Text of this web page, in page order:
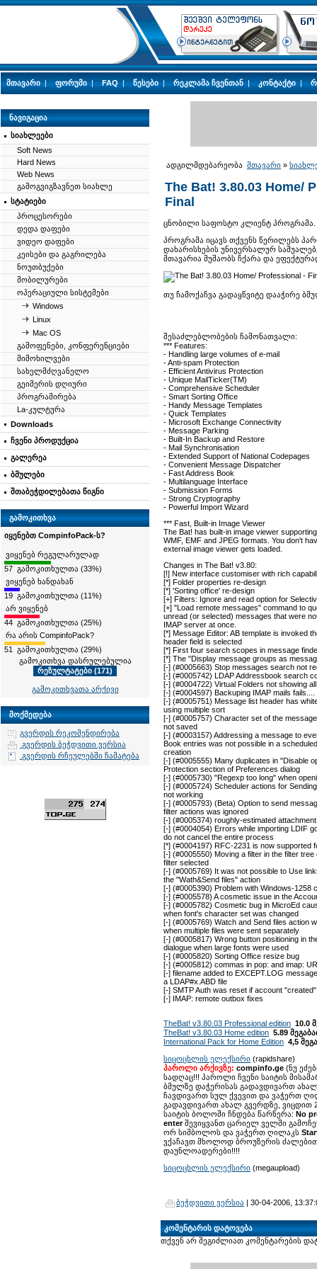
მთავარი| ფორუმი| FAQ| წესები| რეკლამა ჩვენთან| კონტაქტი|
ნავიგაცია
სიახლეები
Soft News
Hard News
Web News
გამოგვიგზავნეთ სიახლე
სტატიები
პროცესორები
დედა დაფები
ვიდეო დაფები
კეისები და გაგრილება
ნოუთბუქები
მობილურები
ოპერაციული სისტემები
Windows
Linux
Mac OS
გამოფენები, კონფერენციები
მიმოხილვები
სახელმძღვანელო
გეიმერის დღიური
პროგრამირება
La-კულტურა
Downloads
ჩვენი პროდუქცია
გალერეა
ბმულები
შთაბეჭდილებათა წიგნი
გამოკითხვა
იყენებთ CompinfoPack-ს?
ვიყენებ რეგულარულად
57 გამოკითხულთა (33%)
ვიყენებ ხანდახან
19 გამოკითხულთა (11%)
არ ვიყენებ
44 გამოკითხულთა (25%)
რა არის CompinfoPack?
51 გამოკითხულთა (29%)
გამოკითხვა დასრულებულია
გამოკითხვათა არქივი
მოქმედება
გვერდის რეკომენდირება
გვერდის ბეჭდვითი ვერსია
გვერდის რჩეულებში ჩამატება
ადგილმდებარეობა მთავარი »
The Bat! 3.80.03 Home/
Final
ცნობილი საფოსტო კლიენტ პროგრამა.
პროგრამა იცავს თქვენს წერილებს
დახარისხების უნივერსალურ
მთავარია მუშაობს ჩქარა და
თუ ჩამოქაჩვა გადაყწვიტე დააჭირე
შესაძლებლობების ჩამონათვალი:
*** Features:
- Handling large volumes of e-mail
- Anti-spam Protection
- Efficient Antivirus Protection
- Unique MailTicker(TM)
- Comprehensive Scheduler
- Smart Sorting Office
- Handy Message Templates
- Quick Templates
- Microsoft Exchange Connectivity
- Message Parking
- Built-In Backup and Restore
- Mail Synchronisation
- Extended Support of National Codepages
- Convenient Message Dispatcher
- Fast Address Book
- Multilanguage Interface
- Submission Forms
- Strong Cryptography
- Powerful Import Wizard
*** Fast, Built-in Image Viewer
The Bat! has built-in image viewer
WMF, EMF and JPEG formats. You don't
external image viewer gets loaded.
Changes in The Bat! v3.80:
[!] New interface customiser with rich
[*] Folder properties re-design
[*] 'Sorting office' re-design
[+] Filters: Ignore and read option for
[+] "Load remote messages" command to
unread (or selected) messages that were
IMAP server at once.
[*] Message Editor: AB template is invoked
header field is selected
[*] First four search scopes in message
[*] The "Display message groups as
[-] (#0005663) Stop messages search not
[-] (#0005742) LDAP Addressbook search
[-] (#0004722) Virtual Folders not showing
[-] (#0004597) Backuping IMAP mails fails....
[-] (#0005751) Message list header has
using multiple sort
[-] (#0005757) Character set of the
not saved
[-] (#0003157) Addressing a message to
Book entries was not possible in a
creation
[-] (#0005555) Many duplicates in "Disable
Protection section of Preferences dialog
[-] (#0005730) "Regexp too long" when
[-] (#0005724) Scheduler actions for
not working
[-] (#0005793) (Beta) Option to send
filter actions was ignored
[-] (#0005374) roughly-estimated
[-] (#0004054) Errors while importing LDIF
do not cancel the entire process
[*] (#0004197) RFC-2231 is now supported
[-] (#0005550) Moving a filter in the filter
filter selected
[-] (#0005769) It was not possible to Use
the "Wath&Send files" action
[-] (#0005390) Problem with Windows-1258
[-] (#0005578) A cosmetic issue in the
[-] (#0005782) Cosmetic bug in MicroEd
when font's character set was changed
[-] (#0005769) Watch and Send files action
when multiple files were sent separately
[-] (#0005817) Wrong button positioning in
dialogue when large fonts were used
[-] (#0005820) Sorting Office resize bug
[-] (#0005812) commas in pop: and imap:
[-] filename added to EXCEPT.LOG
a LDAP#x.ABD file
[-] SMTP Auth was reset if account
[-] IMAP: remote outbox fixes
TheBat! v3.80.03 Professional edition 10.0
TheBat! v3.80.03 Home edition 5.89
International Pack for Home Edition 4,5
სიცოცხლის ელექსირი (rapidshare)
პაროლი არქივზე: compinfo.ge (ნუ
სადღაც!!! პაროლი ჩვენი საიტის
ბმულზე დაჭერისას გადავდივართ
ჩავდივართ სულ ქვევით და ვაჭერთ
გადავდივართ ახალ გვერდზე, ვიცდით
საიტის ბოლოში ჩნდება წარწერა: No
enterშევიყვანთ ცარიელ ველში
ორ სიმბოლოს და ვაჭერთ ღილაკს
ვქაჩავთ მხოლოდ ბროუზერის
დაუნლოადერები!!!!
სიცოცხლის ელექსირი (megaupload)
ბეჭდვითი ვერსია | 30-04-2006,
კომენტარის დატოვება
თქვენ არ შეგიძლიათ კომენტარების